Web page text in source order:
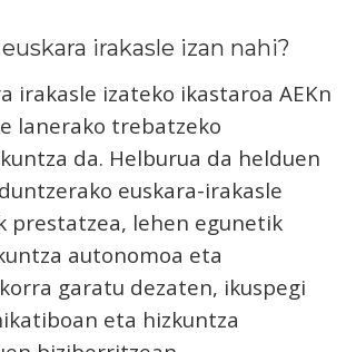
irakasle izan nahi?
irakasle izateko ikastaroa AEKn
lanerako trebatzeko
da. Helburua da helduen
euskara-irakasle
prestatzea, lehen egunetik
autonomoa eta
garatu dezaten, ikuspegi
eta hizkuntza